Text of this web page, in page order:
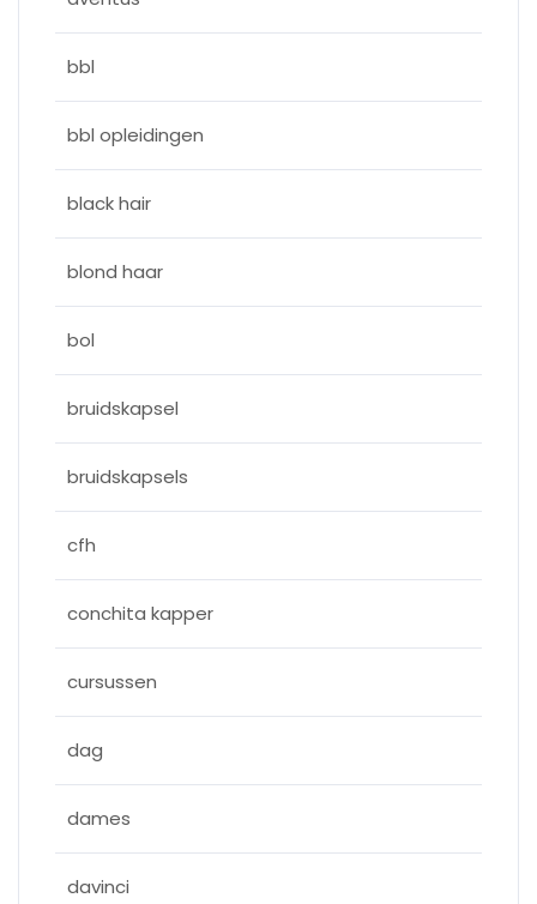
bbl
bbl opleidingen
black hair
blond haar
bol
bruidskapsel
bruidskapsels
cfh
conchita kapper
cursussen
dag
dames
davinci